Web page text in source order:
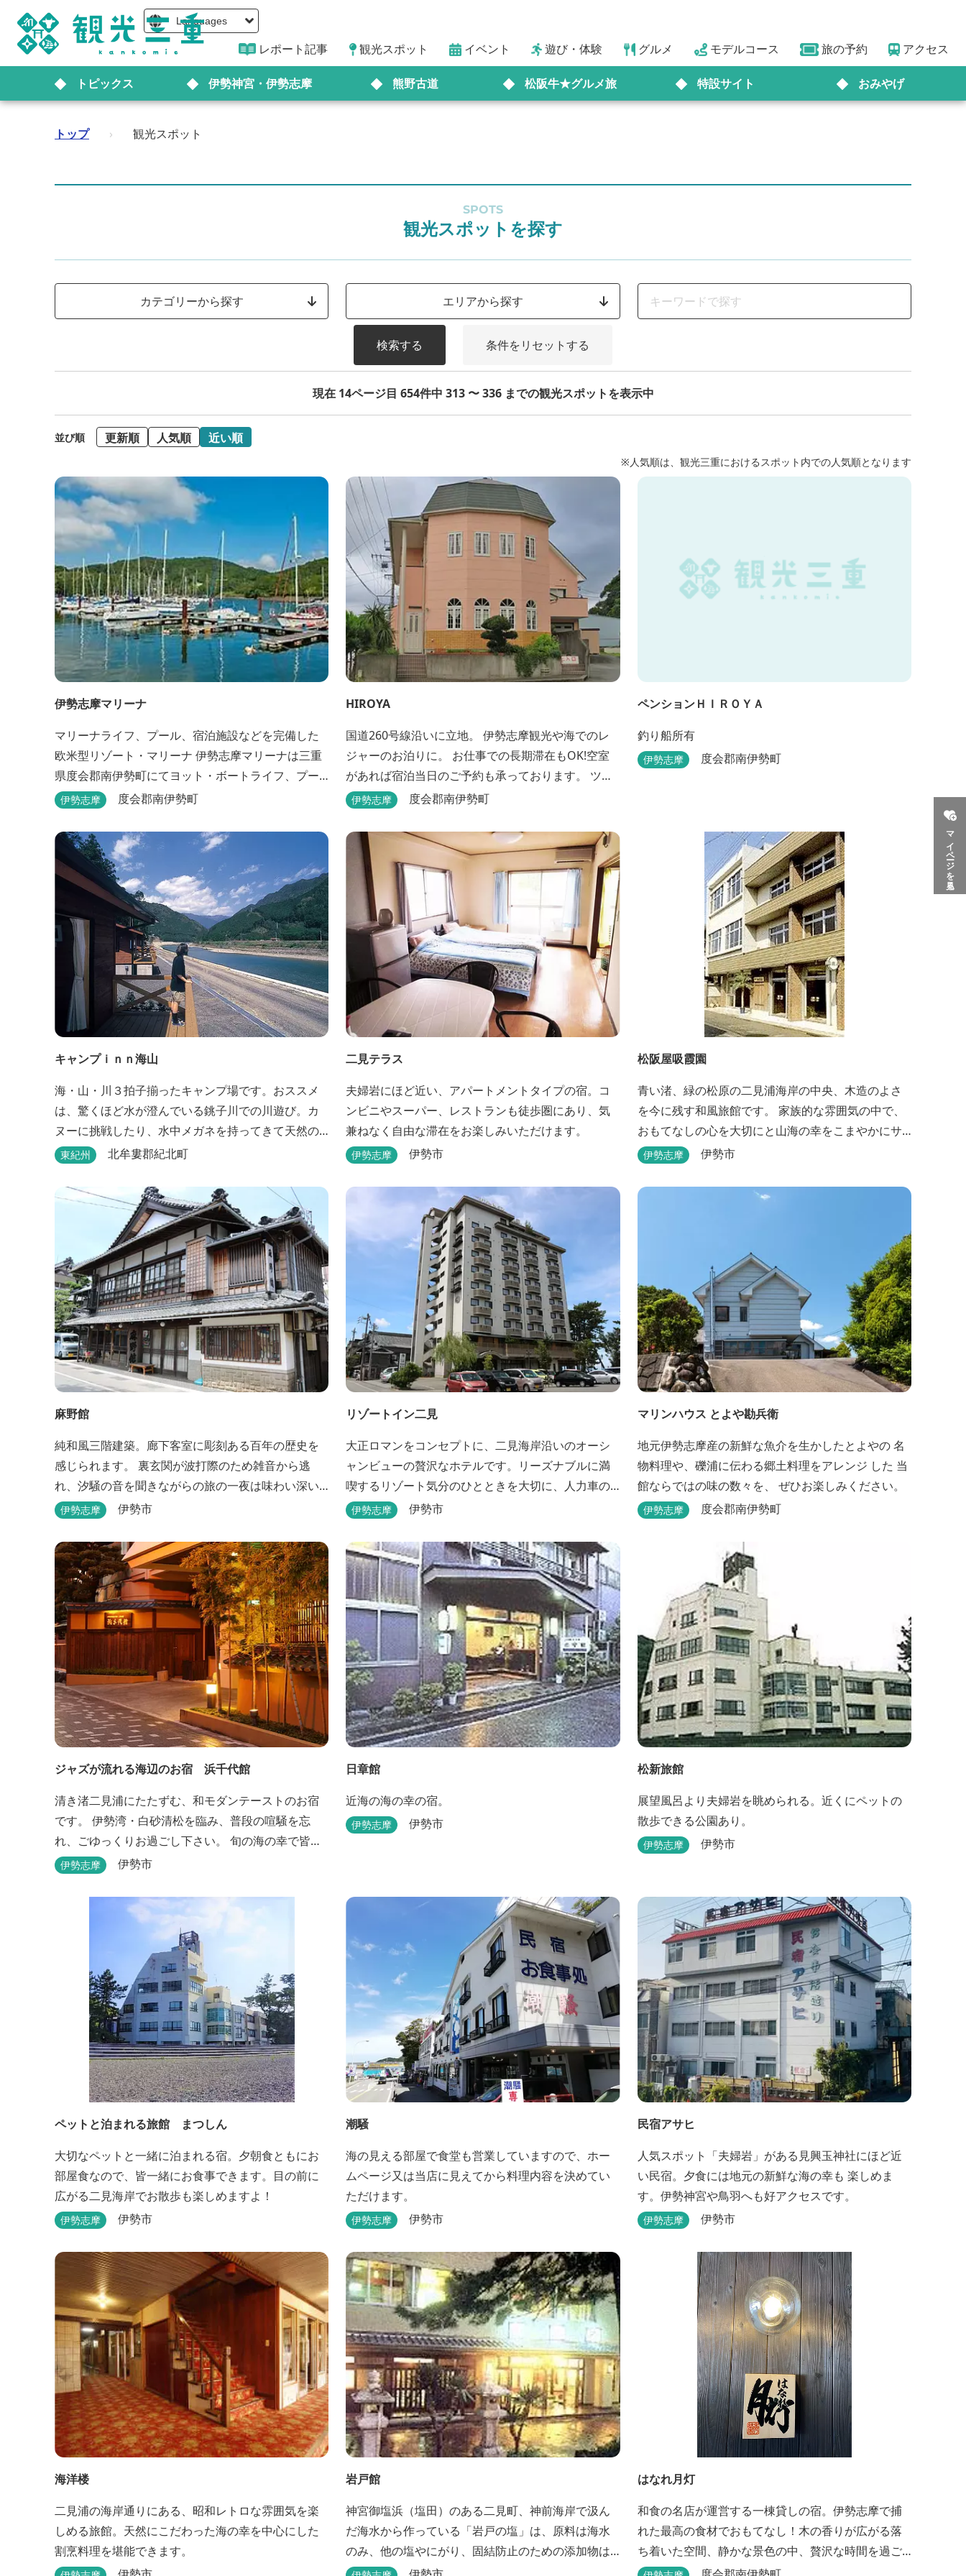
Languages
レポート記事 観光スポット イベント 遊び・体験 グルメ モデルコース 旅の予約 アクセス
トピックス 伊勢神宮・伊勢志摩 熊野古道 松阪牛★グルメ旅 特設サイト おみやげ
マイページを見る
トップ › 観光スポット
SPOTS
観光スポットを探す
カテゴリーから探す エリアから探す
検索する 条件をリセットする
現在 14ページ目 654件中 313 〜 336 までの観光スポットを表示中
並び順 更新順 人気順 近い順
※人気順は、観光三重におけるスポット内での人気順となります
伊勢志摩マリーナ
マリーナライフ、プール、宿泊施設などを完備した
欧米型リゾート・マリーナ 伊勢志摩マリーナは三重
県度会郡南伊勢町にてヨット・ボートライフ、プー
ル、 宿泊施設などが完備した欧米型リゾート・マリ
伊勢志摩 度会郡南伊勢町
HIROYA
国道260号線沿いに立地。 伊勢志摩観光や海でのレ
ジャーのお泊りに。 お仕事での長期滞在もOK!空室
があれば宿泊当日のご予約も承っております。 ツー
リングのバイカーさんもお気軽にお立ち寄りくださ
伊勢志摩 度会郡南伊勢町
ペンションＨＩＲＯＹＡ
釣り船所有
伊勢志摩 度会郡南伊勢町
キャンプｉｎｎ海山
海・山・川３拍子揃ったキャンプ場です。おススメ
は、驚くほど水が澄んでいる銚子川での川遊び。カ
ヌーに挑戦したり、水中メガネを持ってきて天然の
水族館をのぞいてみたり。 また、ウッディークラフ
盛りだくさん。森林浴を楽しんだり、一日中遊び、
ゆったりできます。 紀北町の海の幸をふんだんに使
った海鮮・焼肉バーベキュー。家族で，グループ
で、海辺や川遊び...
東紀州 北牟婁郡紀北町
二見テラス
夫婦岩にほど近い、アパートメントタイプの宿。コ
ンビニやスーパー、レストランも徒歩圏にあり、気
兼ねなく自由な滞在をお楽しみいただけます。
伊勢志摩 伊勢市
松阪屋吸霞園
青い渚、緑の松原の二見浦海岸の中央、木造のよさ
を今に残す和風旅館です。 家族的な雰囲気の中で、
おもてなしの心を大切にと山海の幸をこまやかにサ
ービスさせていただきます。
伊勢志摩 伊勢市
麻野館
純和風三階建築。廊下客室に彫刻ある百年の歴史を
感じられます。 裏玄関が波打際のため雑音から逃
れ、汐騒の音を聞きながらの旅の一夜は味わい深い
ものがあります。 ※別館「いろは館」には、エイリ
た方はビックリしますよ。
伊勢志摩 伊勢市
リゾートイン二見
大正ロマンをコンセプトに、二見海岸沿いのオーシ
ャンビューの贅沢なホテルです。リーズナブルに満
喫するリゾート気分のひとときを大切に、人力車の
あるロビーでは大正時代の趣でお出迎え。そして、
凝らした七つのお風呂のうち、五つをご宿泊者様無
料の貸切風呂としてご利用が可能です。
伊勢志摩 伊勢市
マリンハウス とよや勘兵衛
地元伊勢志摩産の新鮮な魚介を生かしたとよやの 名
物料理や、礫浦に伝わる郷土料理をアレンジ した 当
館ならではの味の数々を、 ぜひお楽しみください。
伊勢志摩 度会郡南伊勢町
ジャズが流れる海辺のお宿 浜千代館
清き渚二見浦にたたずむ、和モダンテーストのお宿
です。 伊勢湾・白砂清松を臨み、普段の喧騒を忘
れ、ごゆっくりお過ごし下さい。 旬の海の幸で皆様
をお待ち申し上げます。
伊勢志摩 伊勢市
日章館
近海の海の幸の宿。
伊勢志摩 伊勢市
松新旅館
展望風呂より夫婦岩を眺められる。近くにペットの
散歩できる公園あり。
伊勢志摩 伊勢市
ペットと泊まれる旅館 まつしん
大切なペットと一緒に泊まれる宿。夕朝食ともにお
部屋食なので、皆一緒にお食事できます。目の前に
広がる二見海岸でお散歩も楽しめますよ！
伊勢志摩 伊勢市
潮騒
海の見える部屋で食堂も営業していますので、ホー
ムページ又は当店に見えてから料理内容を決めてい
ただけます。
伊勢志摩 伊勢市
民宿アサヒ
人気スポット「夫婦岩」がある見興玉神社にほど近
い民宿。夕食には地元の新鮮な海の幸も 楽しめま
す。伊勢神宮や鳥羽へも好アクセスです。
伊勢志摩 伊勢市
海洋楼
二見浦の海岸通りにある、昭和レトロな雰囲気を楽
しめる旅館。天然にこだわった海の幸を中心にした
割烹料理を堪能できます。
岩戸館
神宮御塩浜（塩田）のある二見町、神前海岸で汲ん
だ海水から作っている「岩戸の塩」は、原料は海水
のみ、他の塩やにがり、固結防止のための添加物は
一切使用していない純国産自然海塩です。
はなれ月灯
和食の名店が運営する一棟貸しの宿。伊勢志摩で捕
れた最高の食材でおもてなし！木の香りが広がる落
ち着いた空間、静かな景色の中、贅沢な時間を過ご
せます。